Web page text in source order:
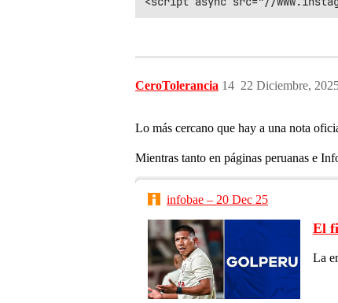
CeroTolerancia 22 Diciembre,
14
Lo más cercano que hay a una nota
Mientras tanto en páginas peruanas e
infobae – 20 Dec 25
El
La